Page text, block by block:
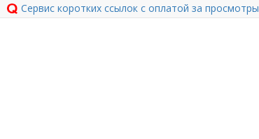
Сервис коротких ссылок с оплатой за просмотры